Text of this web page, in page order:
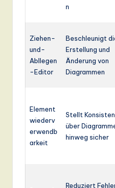
n
Ziehen-
und-
Abllegen
-Editor
Beschleunigt
Erstellung und
Änderung von
Diagrammen
Element
wiederv
erwendb
arkeit
Stellt
über
hinweg sicher
Reduziert